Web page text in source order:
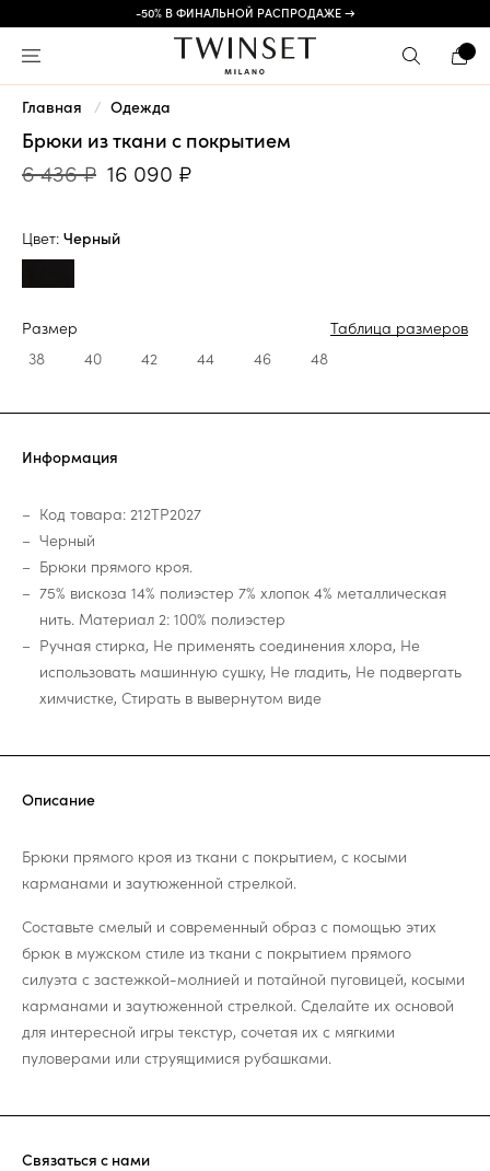
-50% В ФИНАЛЬНОЙ РАСПРОДАЖЕ →
Главная Одежда
Брюки из ткани с покрытием
6 436 ₽ 16 090 ₽
Цвет: Черный
Размер
Таблица размеров
38
40 42 44 46 48
Информация
Код товара: 212TP2027
Черный
Брюки прямого кроя.
75% вискоза 14% полиэстер 7% хлопок 4% металлическая
нить. Материал 2: 100% полиэстер
Ручная стирка, Не применять соединения хлора, Не
использовать машинную сушку, Не гладить, Не подвергать
химчистке, Стирать в вывернутом виде
Описание
Брюки прямого кроя из ткани с покрытием, с косыми
карманами и заутюженной стрелкой.
Составьте смелый и современный образ с помощью этих
брюк в мужском стиле из ткани с покрытием прямого
силуэта с застежкой-молнией и потайной пуговицей, косыми
карманами и заутюженной стрелкой. Сделайте их основой
для интересной игры текстур, сочетая их с мягкими
пуловерами или струящимися рубашками.
Связаться с нами